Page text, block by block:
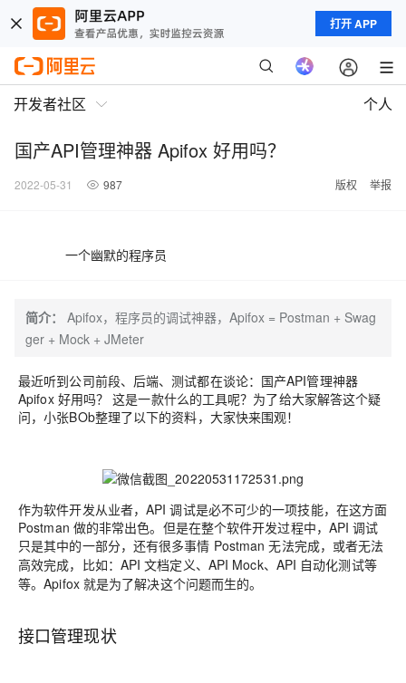
打开 APP
开发者社区 个人
国产API管理神器 Apifox 好用吗？
2022-05-31 987 版权 举报
一个幽默的程序员
简介：
Apifox，程序员的调试神器，Apifox = Postman + Swag
ger + Mock + JMeter
最近听到公司前段、后端、测试都在谈论：国产API管理神器
Apifox好用吗？ 这是一款什么的工具呢？为了给大家解答这个疑
问，小张BOb整理了以下的资料，大家快来围观！
作为软件开发从业者，API 调试是必不可少的一项技能，在这方面
Postman 做的非常出色。但是在整个软件开发过程中，API 调试
只是其中的一部分，还有很多事情 Postman 无法完成，或者无法
高效完成，比如：API 文档定义、API Mock、API 自动化测试等
等。Apifox 就是为了解决这个问题而生的。
接口管理现状